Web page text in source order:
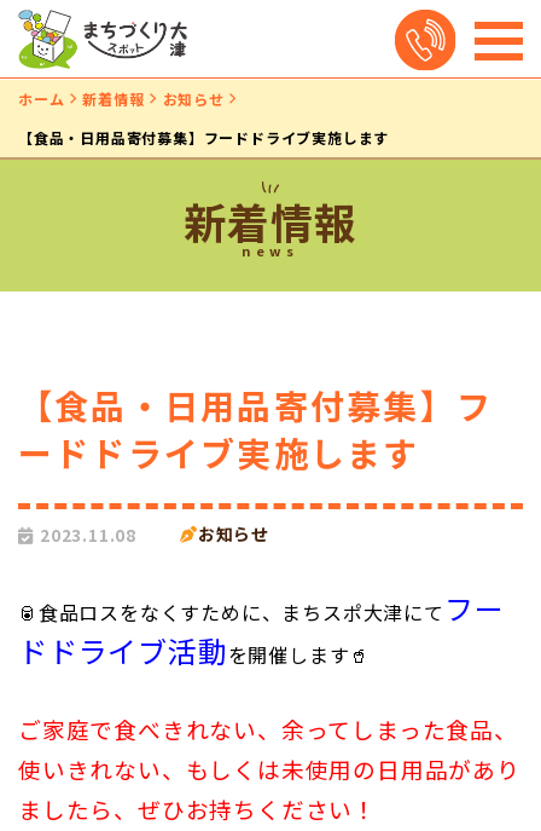
ホーム 新着情報
お知らせ
【食品・日用品寄付募集】フードドライブ実施します
新着情報
news
【食品・日用品寄付募集】フ
ードドライブ実施します
2023.11.08 お知らせ
🥫食品ロスをなくすために、まちスポ大津にて フー
ドドライブ活動を開催します🥤
ご家庭で食べきれない、余ってしまった食品、
使いきれない、もしくは未使用の日用品があり
ましたら、ぜひお持ちください！